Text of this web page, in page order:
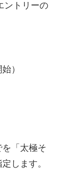
ントリーの
始）
「太極そ
します。